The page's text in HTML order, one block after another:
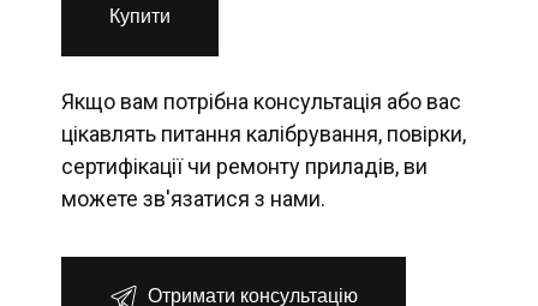
Купити
Якщо вам потрібна консультація або вас
цікавлять питання калібрування, повірки,
сертифікації чи ремонту приладів, ви
можете зв'язатися з нами.
Отримати консультацію